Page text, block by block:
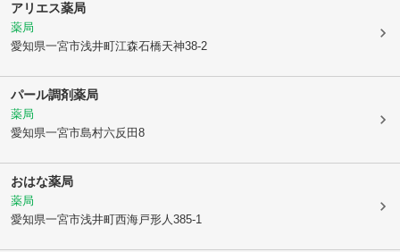
アリエス薬局
薬局
愛知県一宮市浅井町江森石橋天神38-2
パール調剤薬局
薬局
愛知県一宮市島村六反田8
おはな薬局
薬局
愛知県一宮市浅井町西海戸形人385-1